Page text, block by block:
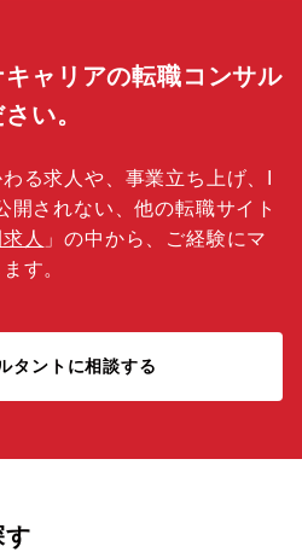
ャリアの転職コンサル
い。
る求人や、事業立ち上げ、I
開されない、他の転職サイト
人 」の中から、ご経験にマ
す。
タントに相談する
す